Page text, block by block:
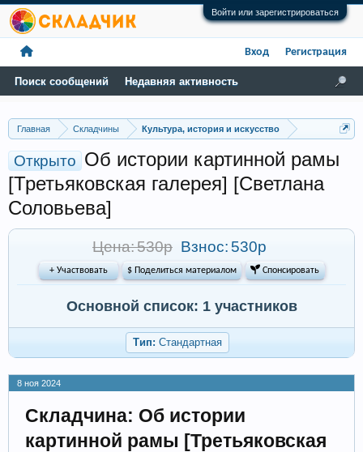
Войти или зарегистрироваться
Главная Складчины Культура, история и искусство
Открыто Об истории картинной рамы
[Третьяковская галерея] [Светлана
Соловьева]
Цена: 530р Взнос: 530р
+ Участвовать $ Поделиться материалом  Спонсировать
Основной список: 1 участников
Тип: Стандартная
8 ноя 2024
Складчина: Об истории
картинной рамы [Третьяковская
Поиск сообщений Недавняя активность
Вход Регистрация